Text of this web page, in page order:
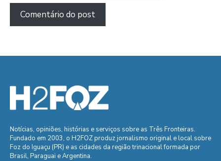
Notícias, opiniões, histórias e serviços sobre as Três Fronteiras.
Fundado em 2003, o H2FOZ produz jornalismo original e local sobre
Foz do Iguaçu (PR) e as cidades da região trinacional formada por
Brasil, Paraguai e Argentina.